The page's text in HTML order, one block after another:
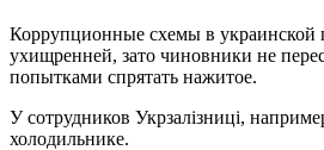
Коррупционные схемы в украинской
ухищренней, зато чиновники не
попытками спрятать нажитое.
У сотрудников Укрзалізниці,
холодильнике.